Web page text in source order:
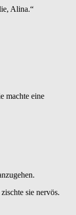
Alina.“
machte eine
sie nervös.